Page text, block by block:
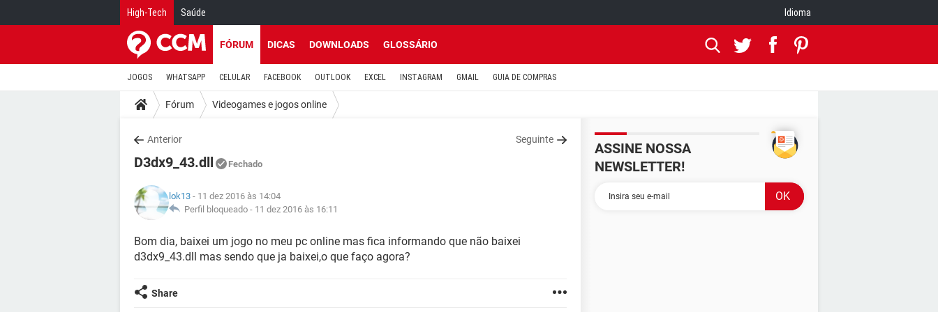
High-Tech Saúde Idioma
FÓRUM DICAS DOWNLOADS GLOSSÁRIO
JOGOS WHATSAPP CELULAR FACEBOOK OUTLOOK EXCEL INSTAGRAM GMAIL GUIA DE COMPRAS
Fórum Videogames e jogos online
Anterior Seguinte
D3dx9_43.dll Fechado
lok13 - 11 dez 2016 às 14:04
Perfil bloqueado - 11 dez 2016 às 16:11
Bom dia, baixei um jogo no meu pc online mas fica informando que não baixei
d3dx9_43.dll mas sendo que ja baixei,o que faço agora?
Share
ASSINE NOSSA
NEWSLETTER!